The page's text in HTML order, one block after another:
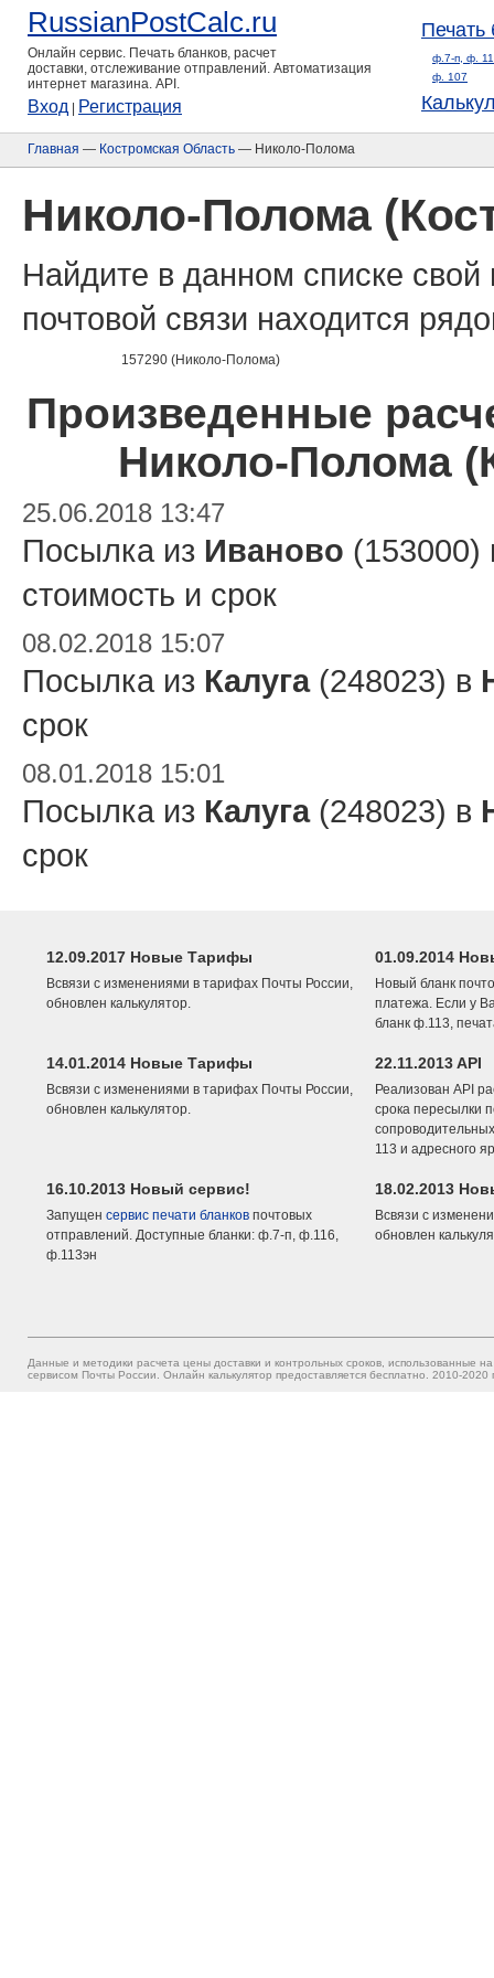
RussianPostCalc.ru
Онлайн сервис. Печать бланков, расчет
доставки, отслеживание отправлений. Автоматизация
интернет магазина. API.
Вход Регистрация
Печать
ф.7-п, ф.
ф. 107
Главная — Костромская Область — Николо-Полома
Николо-Полома
Найдите в данном списке
почтовой связи находится
157290 (Николо-Полома)
Произведенные
Николо-Полома
25.06.2018 13:47
Посылка из Иваново
стоимость и срок
08.02.2018 15:07
Посылка из Калуга(248023) в
срок
08.01.2018 15:01
Посылка из Калуга(248023) в
срок
12.09.2017 Новые Тарифы
Всвязи с изменениями в тарифах Почты России,
обновлен калькулятор.
01.09.2014
Новый бланк
платежа. Если у
бланк ф.113,
14.01.2014 Новые Тарифы
Всвязи с изменениями в тарифах Почты России,
обновлен калькулятор.
22.11.2013 API
Реализован API
срока пересылки
113 и адресного
16.10.2013 Новый сервис!
Запущен сервис печати бланков почтовых
отправлений. Доступные бланки: ф.7-п, ф.116,
ф.113эн
18.02.2013
Всвязи с
обновлен
Данные и методики расчета цены доставки и контрольных сроков, использованные
сервисом Почты России. Онлайн калькулятор предоставляется бесплатно. 2010-2020